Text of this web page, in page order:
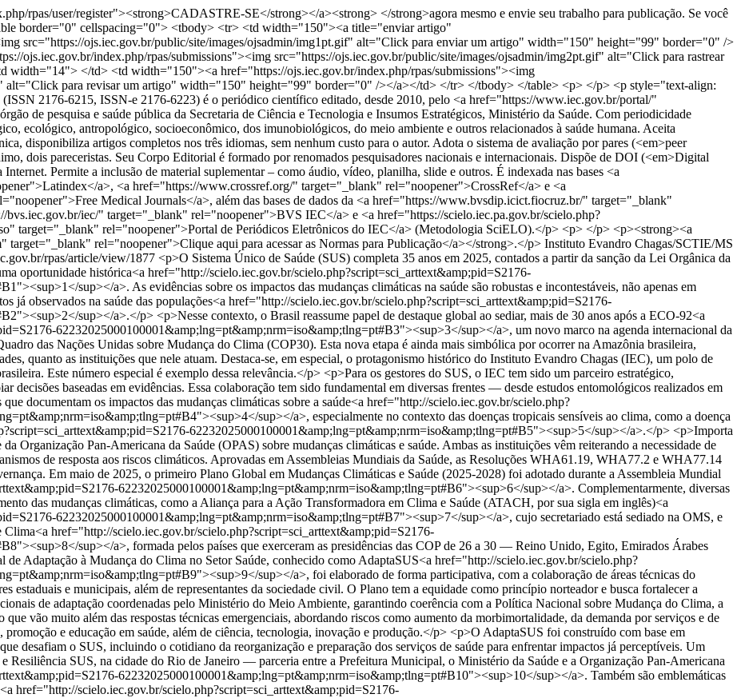
rpas/user/register"><strong>CADASTRE-SE</strong></a><strong> </strong>agora mesmo e envie seu trabalho para publicação. Se você
border="0" cellspacing="0"> <tbody> <tr> <td width="150"><a title="enviar artigo"
src="https://ojs.iec.gov.br/public/site/images/ojsadmin/img1pt.gif" alt="Click para enviar um artigo" width="150" height="99" border="0" />
ojs.iec.gov.br/index.php/rpas/submissions"><img src="https://ojs.iec.gov.br/public/site/images/ojsadmin/img2pt.gif" alt="Click para rastrear
</td> <td width="150"><a href="https://ojs.iec.gov.br/index.php/rpas/submissions"><img
alt="Click para revisar um artigo" width="150" height="99" border="0" /></a></td> </tr> </tbody> </table> <p> </p> <p style="text-align:
2176-6215, ISSN-e 2176-6223) é o periódico científico editado, desde 2010, pelo <a href="https://www.iec.gov.br/portal/"
de pesquisa e saúde pública da Secretaria de Ciência e Tecnologia e Insumos Estratégicos, Ministério da Saúde. Com periodicidade
ecológico, antropológico, socioeconômico, dos imunobiológicos, do meio ambiente e outros relacionados à saúde humana. Aceita
disponibiliza artigos completos nos três idiomas, sem nenhum custo para o autor. Adota o sistema de avaliação por pares (<em>peer
dois pareceristas. Seu Corpo Editorial é formado por renomados pesquisadores nacionais e internacionais. Dispõe de DOI (<em>Digital
Permite a inclusão de material suplementar – como áudio, vídeo, planilha, slide e outros. É indexada nas bases <a
a>, <a href="https://www.crossref.org/" target="_blank" rel="noopener">CrossRef</a> e <a
Medical Journals</a>, além das bases de dados da <a href="https://www.bvsdip.icict.fiocruz.br/" target="_blank"
iec/" target="_blank" rel="noopener">BVS IEC</a> e <a href="https://scielo.iec.pa.gov.br/scielo.php?
target="_blank" rel="noopener">Portal de Periódicos Eletrônicos do IEC</a> (Metodologia SciELO).</p> <p> </p> <p><strong><a
rel="noopener">Clique aqui para acessar as Normas para Publicação</a></strong>.</p> Instituto Evandro Chagas/SCTIE/MS
rpas/article/view/1877 <p>O Sistema Único de Saúde (SUS) completa 35 anos em 2025, contados a partir da sanção da Lei Orgânica da
oportunidade histórica<a href="http://scielo.iec.gov.br/scielo.php?script=sci_arttext&amp;pid=S2176-
sup></a>. As evidências sobre os impactos das mudanças climáticas na saúde são robustas e incontestáveis, não apenas em
já observados na saúde das populações<a href="http://scielo.iec.gov.br/scielo.php?script=sci_arttext&amp;pid=S2176-
sup></a>.</p> <p>Nesse contexto, o Brasil reassume papel de destaque global ao sediar, mais de 30 anos após a ECO-92<a
62232025000100001&amp;lng=pt&amp;nrm=iso&amp;tlng=pt#B3"><sup>3</sup></a>, um novo marco na agenda internacional da
das Nações Unidas sobre Mudança do Clima (COP30). Esta nova etapa é ainda mais simbólica por ocorrer na Amazônia brasileira,
quanto as instituições que nele atuam. Destaca-se, em especial, o protagonismo histórico do Instituto Evandro Chagas (IEC), um polo de
Este número especial é exemplo dessa relevância.</p> <p>Para os gestores do SUS, o IEC tem sido um parceiro estratégico,
decisões baseadas em evidências. Essa colaboração tem sido fundamental em diversas frentes — desde estudos entomológicos realizados em
documentam os impactos das mudanças climáticas sobre a saúde<a href="http://scielo.iec.gov.br/scielo.php?
sup></a>, especialmente no contexto das doenças tropicais sensíveis ao clima, como a doença
62232025000100001&amp;lng=pt&amp;nrm=iso&amp;tlng=pt#B5"><sup>5</sup></a>.</p> <p>Importa
Organização Pan-Americana da Saúde (OPAS) sobre mudanças climáticas e saúde. Ambas as instituições vêm reiterando a necessidade de
de resposta aos riscos climáticos. Aprovadas em Assembleias Mundiais da Saúde, as Resoluções WHA61.19, WHA77.2 e WHA77.14
Em maio de 2025, o primeiro Plano Global em Mudanças Climáticas e Saúde (2025-2028) foi adotado durante a Assembleia Mundial
62232025000100001&amp;lng=pt&amp;nrm=iso&amp;tlng=pt#B6"><sup>6</sup></a>. Complementarmente, diversas
das mudanças climáticas, como a Aliança para a Ação Transformadora em Clima e Saúde (ATACH, por sua sigla em inglês)<a
62232025000100001&amp;lng=pt&amp;nrm=iso&amp;tlng=pt#B7"><sup>7</sup></a>, cujo secretariado está sediado na OMS, e
href="http://scielo.iec.gov.br/scielo.php?script=sci_arttext&amp;pid=S2176-
sup></a>, formada pelos países que exerceram as presidências das COP de 26 a 30 — Reino Unido, Egito, Emirados Árabes
Adaptação à Mudança do Clima no Setor Saúde, conhecido como AdaptaSUS<a href="http://scielo.iec.gov.br/scielo.php?
sup></a>, foi elaborado de forma participativa, com a colaboração de áreas técnicas do
estaduais e municipais, além de representantes da sociedade civil. O Plano tem a equidade como princípio norteador e busca fortalecer a
de adaptação coordenadas pelo Ministério do Meio Ambiente, garantindo coerência com a Política Nacional sobre Mudança do Clima, a
vão muito além das respostas técnicas emergenciais, abordando riscos como aumento da morbimortalidade, da demanda por serviços e de
e educação em saúde, além de ciência, tecnologia, inovação e produção.</p> <p>O AdaptaSUS foi construído com base em
desafiam o SUS, incluindo o cotidiano da reorganização e preparação dos serviços de saúde para enfrentar impactos já perceptíveis. Um
Resiliência SUS, na cidade do Rio de Janeiro — parceria entre a Prefeitura Municipal, o Ministério da Saúde e a Organização Pan-Americana
62232025000100001&amp;lng=pt&amp;nrm=iso&amp;tlng=pt#B10"><sup>10</sup></a>. Também são emblemáticas
href="http://scielo.iec.gov.br/scielo.php?script=sci_arttext&amp;pid=S2176-